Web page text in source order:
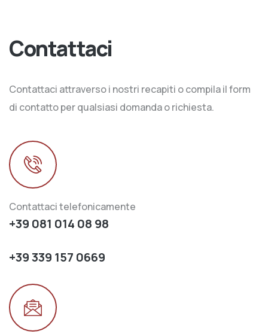
Contattaci
Contattaci attraverso i nostri recapiti o compila il form
di contatto per qualsiasi domanda o richiesta.
Contattaci telefonicamente
+39 081 014 08 98
+39 339 157 0669